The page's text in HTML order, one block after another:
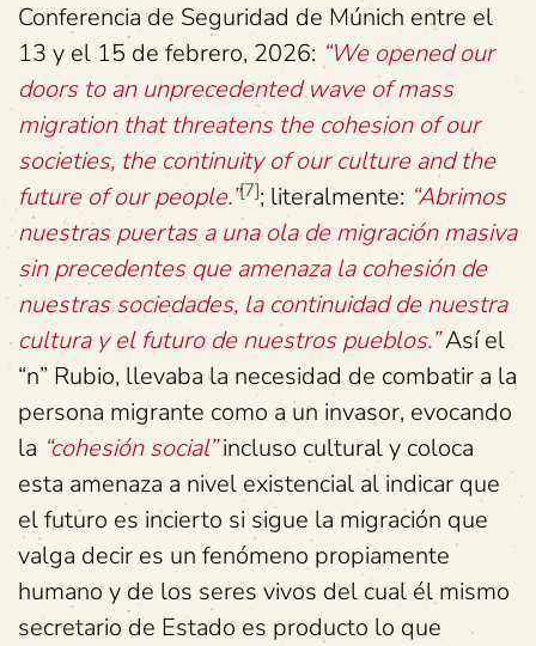
Conferencia de Seguridad de Múnich entre el
13 y el 15 de febrero, 2026: “We opened our
doors to an unprecedented wave of mass
migration that threatens the cohesion of our
societies, the continuity of our culture and the
future of our people.”[7]; literalmente: “Abrimos
nuestras puertas a una ola de migración masiva
sin precedentes que amenaza la cohesión de
nuestras sociedades, la continuidad de nuestra
cultura y el futuro de nuestros pueblos.”Así el
“n” Rubio, llevaba la necesidad de combatir a la
persona migrante como a un invasor, evocando
la “cohesión social”incluso cultural y coloca
esta amenaza a nivel existencial al indicar que
el futuro es incierto si sigue la migración que
valga decir es un fenómeno propiamente
humano y de los seres vivos del cual él mismo
secretario de Estado es producto lo que